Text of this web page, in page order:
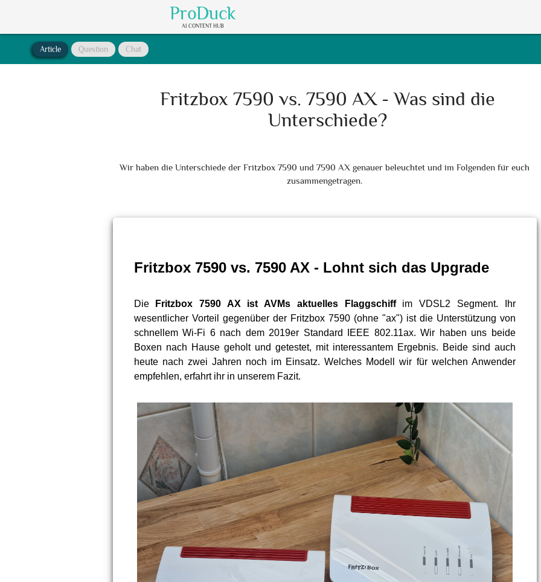
ProDuck
AI CONTENT HUB
Article Question Chat
Fritzbox 7590 vs. 7590 AX - Was sind die
Unterschiede?
Wir haben die Unterschiede der Fritzbox 7590 und 7590 AX genauer beleuchtet und im Folgenden für euch
zusammengetragen.
Fritzbox 7590 vs. 7590 AX - Lohnt sich das Upgrade
Die Fritzbox 7590 AX ist AVMs aktuelles Flaggschiffim VDSL2 Segment. Ihr
wesentlicher Vorteil gegenüber der Fritzbox 7590 (ohne "ax") ist die Unterstützung von
schnellem Wi-Fi 6 nach dem 2019er Standard IEEE 802.11ax. Wir haben uns beide
Boxen nach Hause geholt und getestet, mit interessantem Ergebnis. Beide sind auch
heute nach zwei Jahren noch im Einsatz. Welches Modell wir für welchen Anwender
empfehlen, erfahrt ihr in unserem Fazit.